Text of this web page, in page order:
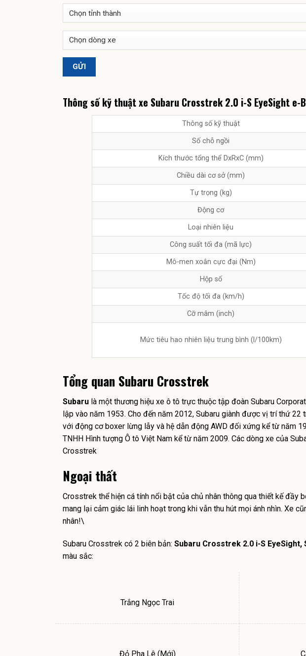
Thông số kỹ thuật xe Subaru Crosstrek 2.0 i-S EyeSight e-
Thông số kỹ thuật
Số chỗ ngồi
Kích thước tổng thể DxRxC (mm)
Chiều dài cơ sở (mm)
Tự trọng (kg)
Động cơ
Loại nhiên liệu
Công suất tối đa (mã lực)
Mô-men xoắn cực đại (Nm)
Hộp số
Tốc độ tối đa (km/h)
Cỡ mâm (inch)
Mức tiêu hao nhiên liệu trung bình (l/100km)
Tổng quan Subaru Crosstrek
Subaru là một thương hiệu xe ô tô trực thuộc tập đoàn Subaru
lập vào năm 1953. Cho đến năm 2012, Subaru giành được vị trí thứ
với động cơ boxer lừng lẫy và hệ dẫn động AWD đối xứng kể từ năm
TNHH Hình tượng Ô tô Việt Nam kể từ năm 2009. Các dòng xe của
Crosstrek
Ngoại thất
Crosstrek thể hiện cá tính nổi bật của chủ nhân thông qua thiết kế đầy
mang lại cảm giác lái linh hoạt trong khi vẫn thu hút mọi ánh nhìn. Xe
nhân!\
Subaru Crosstrek có 2 biên bản: Subaru Crosstrek 2.0 i-S EyeSight,
màu sắc:
Trắng Ngọc Trai
Đỏ Pha Lê (Mới)